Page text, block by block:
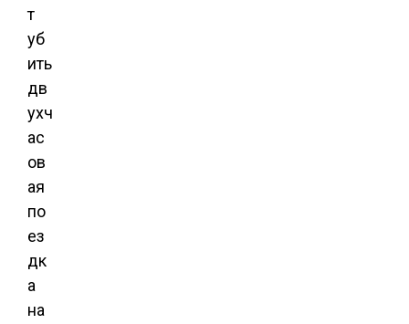
т
уб
ить
дв
ухч
ас
ов
ая
по
ез
дк
а
на